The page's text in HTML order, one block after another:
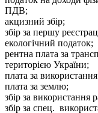
ПДВ;
акцизний збір;
збір за першу
екологічний податок;
рентна плата за
територією України;
плата за
плата за землю;
збір за використання
збір за спец.